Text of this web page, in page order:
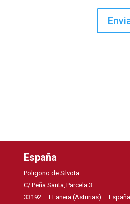
España
Poligono de Silvota
C/ Peña Santa, Parcela 3
33192 – LLanera (Asturias) – España